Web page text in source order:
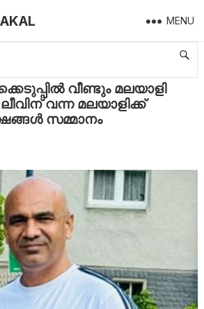
MENU
വീണ്ടും മലയാളി തിളക്കം; നാട്ടിൽ ലീവിന് വന്ന മലയാളിക്ക് യുഎഇയിൽ ലക്ഷങ്ങൾ സമ്മാനം
വീണ്ടും മലയാളി
ലീവിന് വന്ന മലയാളിക്ക്
സമ്മാനം